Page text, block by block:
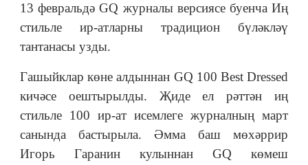
13 февральдә GQ журналы версиясе буенча Иң
стильле ир-атларны традицион бүләкләү
тантанасы узды.
Гашыйклар көне алдыннан GQ 100 Best Dressed
кичәсе оештырылды. Җиде ел рәттән иң
стильле 100 ир-ат исемлеге журналның март
санында бастырыла. Әмма баш мөхәррир
Игорь Гаранин кулыннан GQ көмеш